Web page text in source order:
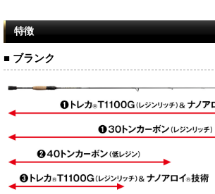
特徴
■ ブランク